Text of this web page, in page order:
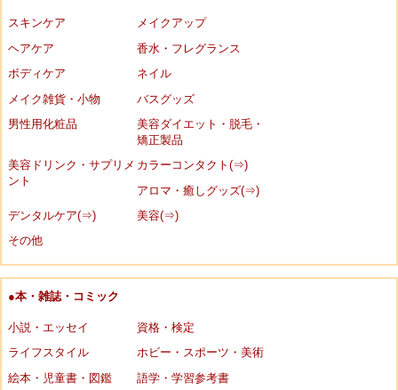
スキンケア
メイクアップ
ヘアケア
香水・フレグランス
ボディケア
ネイル
メイク雑貨・小物
バスグッズ
男性用化粧品
美容ダイエット・脱毛・
矯正製品
美容ドリンク・サプリメ
ント
カラーコンタクト(⇒)
アロマ・癒しグッズ(⇒)
デンタルケア(⇒)
美容(⇒)
その他
●本・雑誌・コミック
小説・エッセイ
資格・検定
ライフスタイル
ホビー・スポーツ・美術
絵本・児童書・図鑑
語学・学習参考書